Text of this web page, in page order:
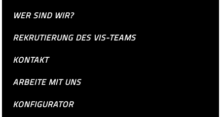
WER SIND WIR?
REKRUTIERUNG DES VIS-TEAMS
KONTAKT
ARBEITE MIT UNS
KONFIGURATOR